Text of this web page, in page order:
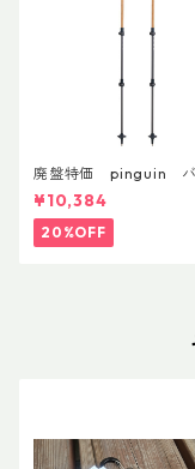
廃盤特価 pinguin バ
FLフォーム(ペア)
¥10,384
20%OFF